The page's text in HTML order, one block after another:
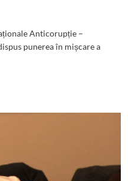
Anticorupție –
punerea în mișcare a